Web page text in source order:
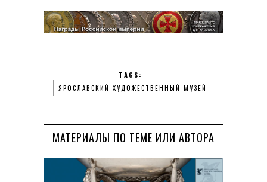
TAGS:
ЯРОСЛАВСКИЙ ХУДОЖЕСТВЕННЫЙ МУЗЕЙ
МАТЕРИАЛЫ ПО ТЕМЕ ИЛИ АВТОРА